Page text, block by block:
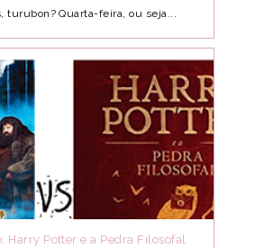
turubon? Quarta-feira, ou seja...
Harry Potter e a Pedra Filosofal